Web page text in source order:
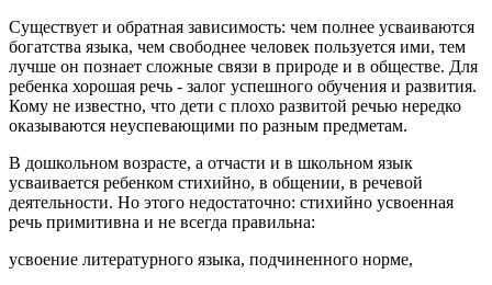
Существует и обратная зависимость: чем полнее усваиваются
богатства языка, чем свободнее человек пользуется ими, тем
лучше он познает сложные связи в природе и в обществе. Для
ребенка хорошая речь - залог успешного обучения и развития.
Кому не известно, что дети с плохо развитой речью нередко
оказываются неуспевающими по разным предметам.
В дошкольном возрасте, а отчасти и в школьном язык
усваивается ребенком стихийно, в общении, в речевой
деятельности. Но этого недостаточно: стихийно усвоенная
речь примитивна и не всегда правильна:
усвоение литературного языка, подчиненного норме,